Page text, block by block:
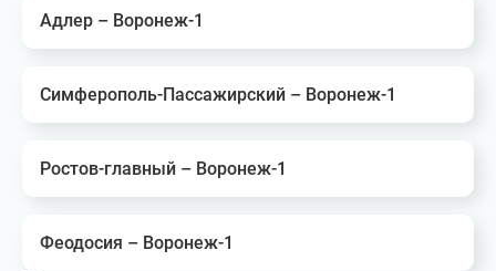
Адлер – Воронеж-1
Симферополь-Пассажирский – Воронеж-1
Ростов-главный – Воронеж-1
Феодосия – Воронеж-1